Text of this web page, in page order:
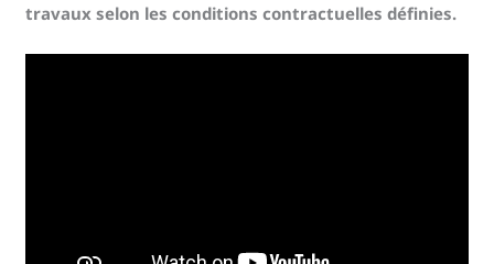
travaux selon les conditions contractuelles définies.